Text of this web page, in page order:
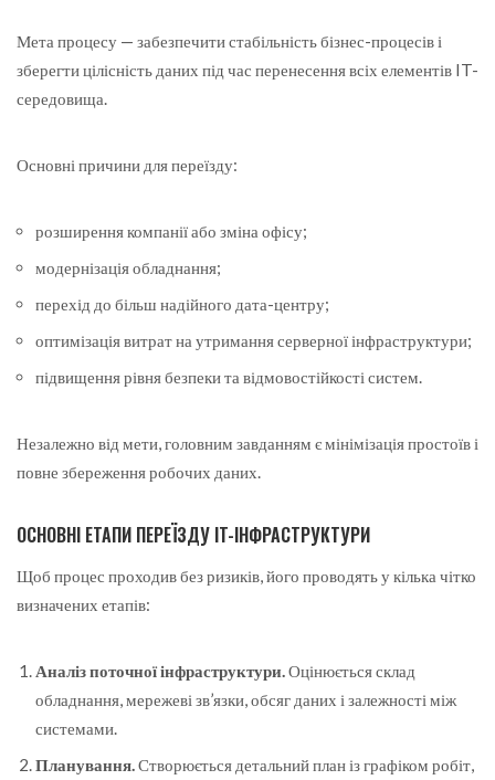
Мета процесу — забезпечити стабільність бізнес-процесів і
зберегти цілісність даних під час перенесення всіх елементів IT-
середовища.
Основні причини для переїзду:
розширення компанії або зміна офісу;
модернізація обладнання;
перехід до більш надійного дата-центру;
оптимізація витрат на утримання серверної інфраструктури;
підвищення рівня безпеки та відмовостійкості систем.
Незалежно від мети, головним завданням є мінімізація простоїв і
повне збереження робочих даних.
ОСНОВНІ ЕТАПИ ПЕРЕЇЗДУ IT-ІНФРАСТРУКТУРИ
Щоб процес проходив без ризиків, його проводять у кілька чітко
визначених етапів:
Аналіз поточної інфраструктури.Оцінюється склад
обладнання, мережеві зв’язки, обсяг даних і залежності між
системами.
Планування.Створюється детальний план із графіком робіт,